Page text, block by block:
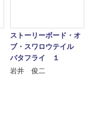
ストーリーボード・オ
ブ・スワロウテイル
バタフライ １
岩井 俊二